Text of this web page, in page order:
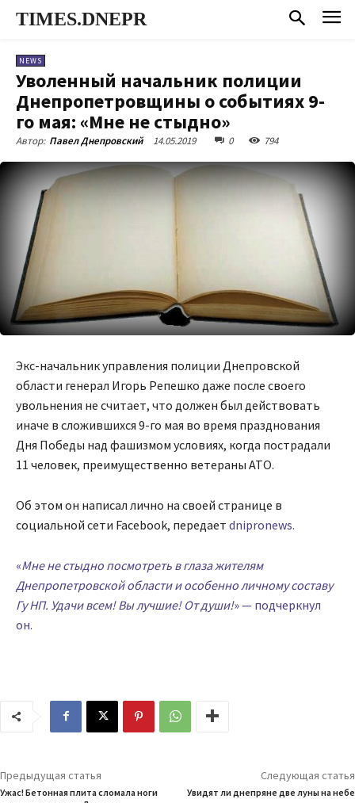
TIMES.DNEPR
NEWS
Уволенный начальник полиции
Днепропетровщины о событиях 9-
го мая: «Мне не стыдно»
Автор: Павел Днепровский 14.05.2019 0 794
Экс-начальник управления полиции Днепровской
области генерал Игорь Репешко даже после своего
увольнения не считает, что должен был действовать
иначе в сложившихся 9-го мая во время празднования
Дня Победы над фашизмом условиях, когда пострадали
11 человек, преимущественно ветераны АТО.
Об этом он написал лично на своей странице в
социальной сети Facebook, передает dnipronews.
«Мне не стыдно посмотреть в глаза жителям
Днепропетровской области и особенно личному составу
Гу НП. Удачи всем! Вы лучшие! От души!» — подчеркнул
он.
Предыдущая статья
Ужас! Бетонная плита сломала ноги
Следующая статья
Увидят ли днепряне две луны на небе